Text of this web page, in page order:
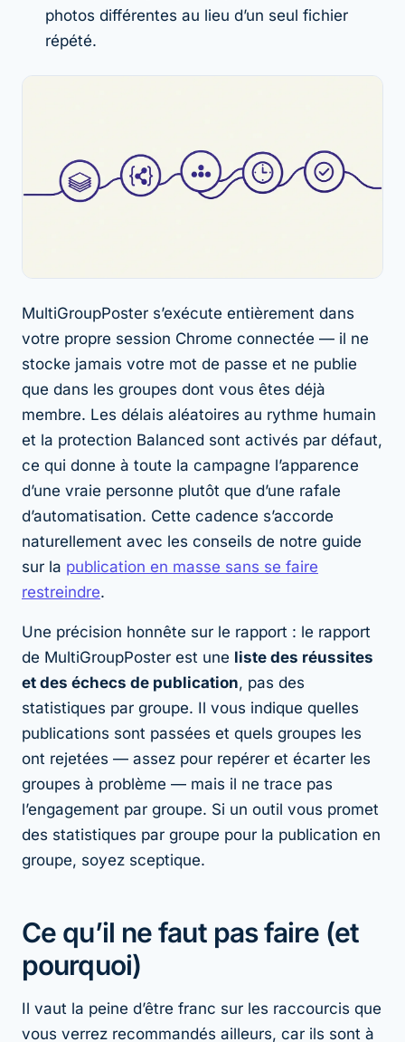
photos différentes au lieu d’un seul fichier
répété.
MultiGroupPoster s’exécute entièrement dans
votre propre session Chrome connectée — il ne
stocke jamais votre mot de passe et ne publie
que dans les groupes dont vous êtes déjà
membre. Les délais aléatoires au rythme humain
et la protection Balanced sont activés par défaut,
ce qui donne à toute la campagne l’apparence
d’une vraie personne plutôt que d’une rafale
d’automatisation. Cette cadence s’accorde
naturellement avec les conseils de notre guide
sur la publication en masse sans se faire
restreindre.
Une précision honnête sur le rapport : le rapport
de MultiGroupPoster est une liste des réussites
et des échecs de publication, pas des
statistiques par groupe. Il vous indique quelles
publications sont passées et quels groupes les
ont rejetées — assez pour repérer et écarter les
groupes à problème — mais il ne trace pas
l’engagement par groupe. Si un outil vous promet
des statistiques par groupe pour la publication en
groupe, soyez sceptique.
Ce qu’il ne faut pas faire (et
pourquoi)
Il vaut la peine d’être franc sur les raccourcis que
vous verrez recommandés ailleurs, car ils sont à